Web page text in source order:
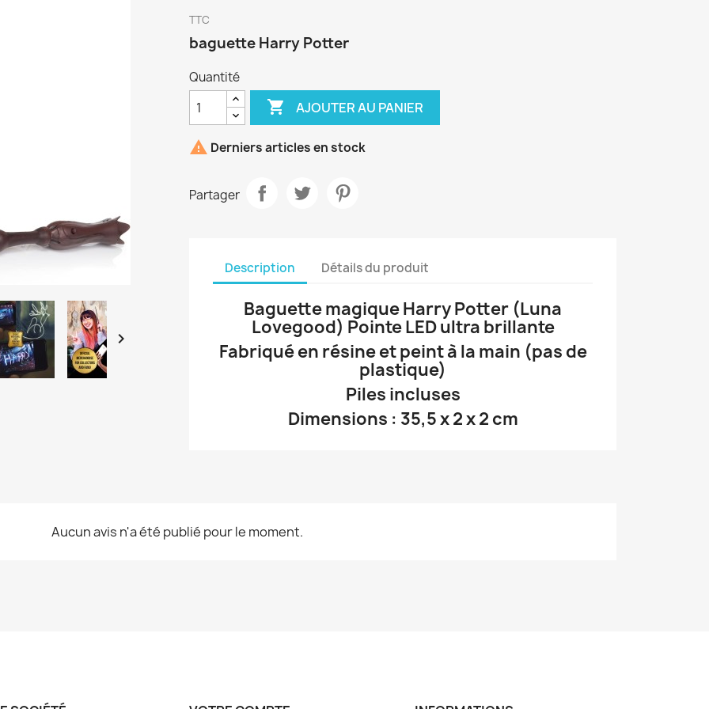

TTC
baguette Harry Potter
Quantité
 AJOUTER AU PANIER
 Derniers articles en stock
Partager
Description Détails du produit
Baguette magique Harry Potter (Luna
Lovegood) Pointe LED ultra brillante
Fabriqué en résine et peint à la main (pas de
plastique)
Piles incluses
Dimensions : 35,5 x 2 x 2 cm
Aucun avis n'a été publié pour le moment.